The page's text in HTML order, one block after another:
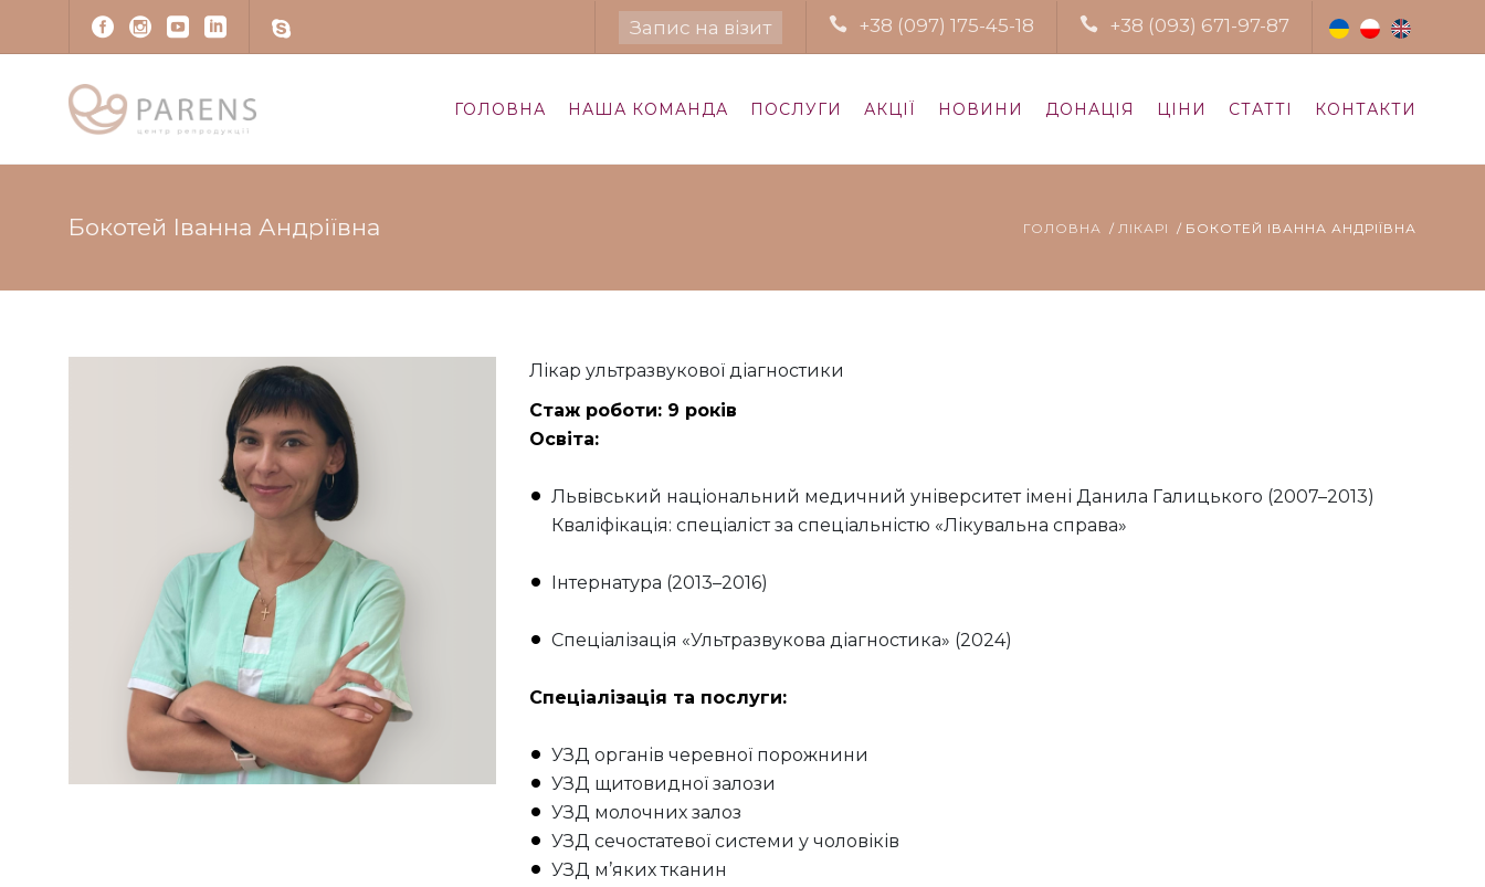
Запис на візит +38 (097) 175-45-18 +38 (093) 671-97-87
ГОЛОВНА НАША КОМАНДА ПОСЛУГИ АКЦІЇ НОВИНИ ДОНАЦІЯ ЦІНИ СТАТТІ КОНТАКТИ
Бокотей Іванна Андріївна ГОЛОВНА ЛІКАРІ БОКОТЕЙ ІВАННА АНДРІЇВНА
Лікар ультразвукової діагностики
Стаж роботи: 9 років
Освіта:
Львівський національний медичний університет імені Данила Галицького (2007–2013)
Кваліфікація: спеціаліст за спеціальністю «Лікувальна справа»
Інтернатура (2013–2016)
Спеціалізація «Ультразвукова діагностика» (2024)
Спеціалізація та послуги:
УЗД органів черевної порожнини
УЗД щитовидної залози
УЗД молочних залоз
УЗД сечостатевої системи у чоловіків
УЗД м’яких тканин